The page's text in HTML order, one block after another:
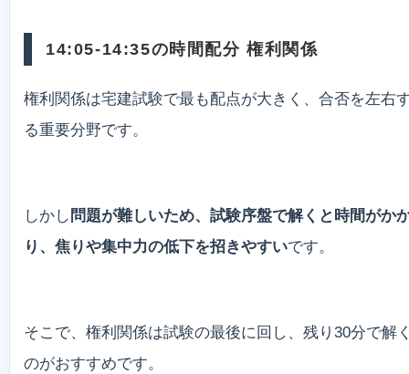
14:05-14:35の時間配分 権利関係
権利関係は宅建試験で最も配点が大きく、合否を左右
る重要分野です。
しかし 問題が難しいため、試験序盤で解くと時間がか
り、焦りや集中力の低下を招きやすいです。
そこで、権利関係は試験の最後に回し、残り30分で解
のがおすすめです。